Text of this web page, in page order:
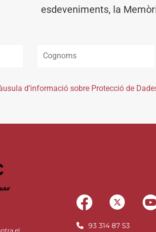
esdeveniments, la
d’informació sobre Protecció de
el 93 314 87 53